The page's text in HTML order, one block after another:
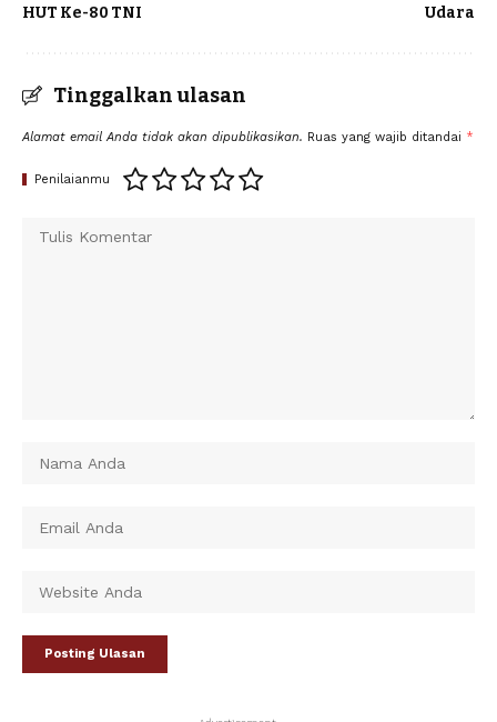
HUT Ke-80 TNI
Udara
Tinggalkan ulasan
Alamat email Anda tidak akan dipublikasikan. Ruas yang wajib ditandai *
Penilaianmu